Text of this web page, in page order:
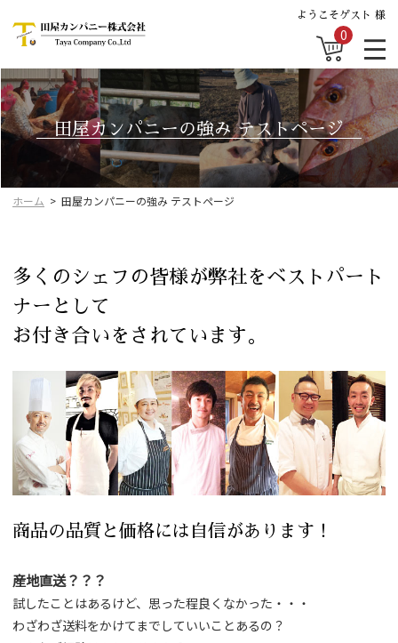
ようこそゲスト 様
0
田屋カンパニーの強み テストページ
ホーム 田屋カンパニーの強み テストページ
多くのシェフの皆様が弊社をベストパート
ナーとして
お付き合いをされています。
商品の品質と価格には自信があります！
産地直送？？？
試したことはあるけど、思った程良くなかった・・・
わざわざ送料をかけてまでしていいことあるの？